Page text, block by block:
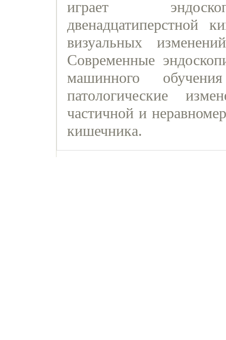
играет
двенадцатиперстной
визуальных
Современные
машинного
патологические
частичной и
кишечника.